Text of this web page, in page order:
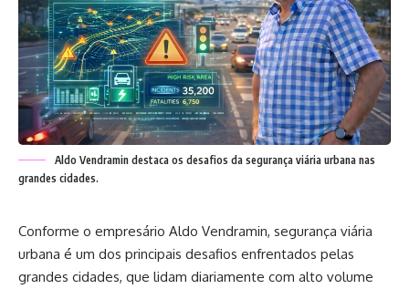
Aldo Vendramin destaca os desafios da segurança viária urbana nas
grandes cidades.
Conforme o empresário Aldo Vendramin, segurança viária
urbana é um dos principais desafios enfrentados pelas
grandes cidades, que lidam diariamente com alto volume